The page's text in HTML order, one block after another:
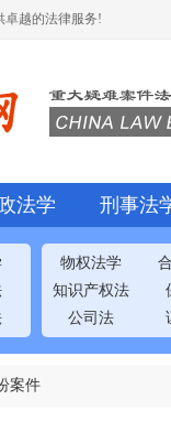
卓越的法律服务!
法学 刑事法
物权法学
知识产权法
公司法
案件